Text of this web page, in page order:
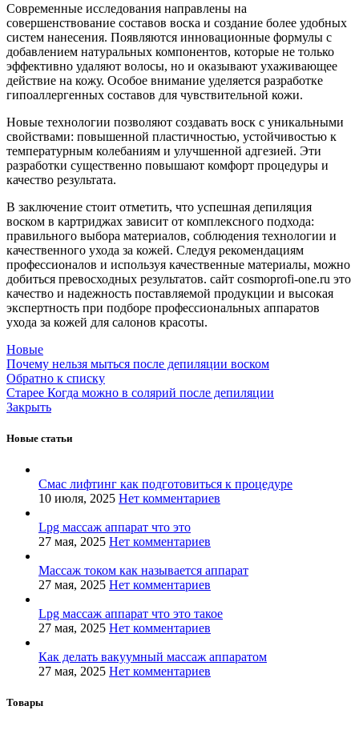
Современные исследования направлены на
совершенствование составов воска и создание более удобных
систем нанесения. Появляются инновационные формулы с
добавлением натуральных компонентов, которые не только
эффективно удаляют волосы, но и оказывают ухаживающее
действие на кожу. Особое внимание уделяется разработке
гипоаллергенных составов для чувствительной кожи.
Новые технологии позволяют создавать воск с уникальными
свойствами: повышенной пластичностью, устойчивостью к
температурным колебаниям и улучшенной адгезией. Эти
разработки существенно повышают комфорт процедуры и
качество результата.
В заключение стоит отметить, что успешная депиляция
воском в картриджах зависит от комплексного подхода:
правильного выбора материалов, соблюдения технологии и
качественного ухода за кожей. Следуя рекомендациям
профессионалов и используя качественные материалы, можно
добиться превосходных результатов. сайт cosmoprofi-one.ru это
качество и надежность поставляемой продукции и высокая
экспертность при подборе профессиональных аппаратов
ухода за кожей для салонов красоты.
Новые
Почему нельзя мыться после депиляции воском
Обратно к списку
Старее Когда можно в солярий после депиляции
Закрыть
Новые статьи
Смас лифтинг как подготовиться к процедуре
10 июля, 2025 Нет комментариев
Lpg массаж аппарат что это
27 мая, 2025 Нет комментариев
Массаж током как называется аппарат
27 мая, 2025 Нет комментариев
Lpg массаж аппарат что это такое
27 мая, 2025 Нет комментариев
Как делать вакуумный массаж аппаратом
27 мая, 2025 Нет комментариев
Товары